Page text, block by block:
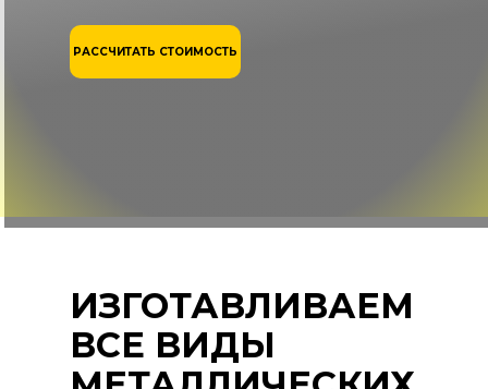
РАССЧИТАТЬ СТОИМОСТЬ
ИЗГОТАВЛИВАЕМ
ВСЕ ВИДЫ